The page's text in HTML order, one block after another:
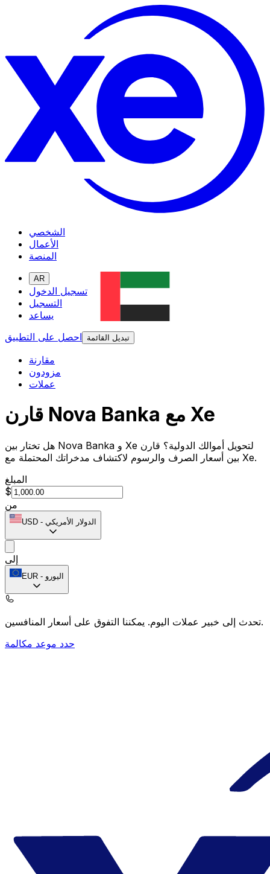
الشخصي
الأعمال
المنصة
AR
تسجيل الدخول
التسجيل
يساعد
احصل على التطبيق
تبديل القائمة
مقارنة
مزودون
عملات
قارن Nova Banka مع Xe
هل تختار بين Nova Banka و Xe لتحويل أموالك الدولية؟ قارن
بين أسعار الصرف والرسوم لاكتشاف مدخراتك المحتملة مع Xe.
المبلغ
$
من
USD - الدولار الأمريكي
إلى
EUR - اليورو
تحدث إلى خبير عملات اليوم.يمكننا التفوق على أسعار المنافسين.
حدد موعد مكالمة